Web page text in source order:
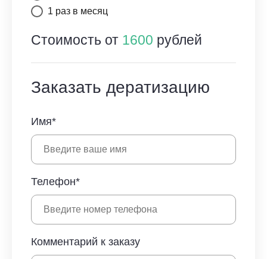
1 раз в месяц
Стоимость от 1600 рублей
Заказать дератизацию
Имя*
Телефон*
Комментарий к заказу